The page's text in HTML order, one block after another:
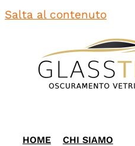
Salta al contenuto
HOME
CHI SIAMO